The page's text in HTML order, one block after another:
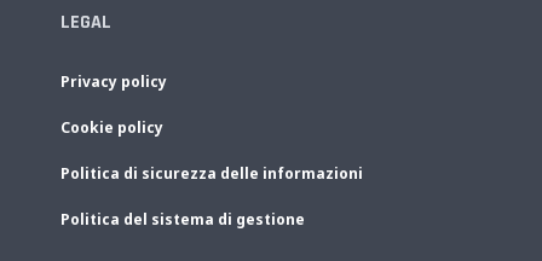
LEGAL
Privacy policy
Cookie policy
Politica di sicurezza delle informazioni
Politica del sistema di gestione